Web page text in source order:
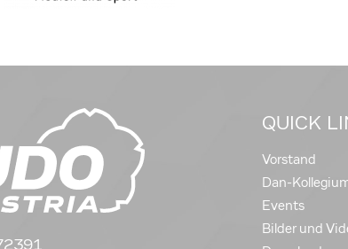
QUICK
Vorstand
Dan-
Events
Bilder und